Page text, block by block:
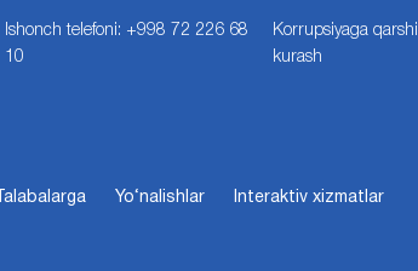
Ishonch telefoni: +998 72 226 68
10
Korrupsiyaga qarshi
kurash
Talabalarga Yo‘nalishlar Interaktiv xizmatlar